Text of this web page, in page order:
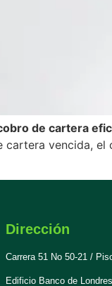
de cartera
cartera vencida,
Dirección
Carrera 51 No 50-21 /
Edificio Banco de Londres